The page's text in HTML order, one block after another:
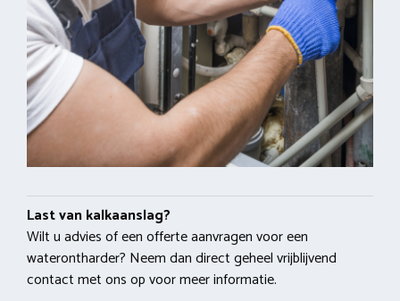
Last van kalkaanslag?
Wilt u advies of een offerte aanvragen voor een
waterontharder? Neem dan direct geheel vrijblijvend
contact met ons op voor meer informatie.